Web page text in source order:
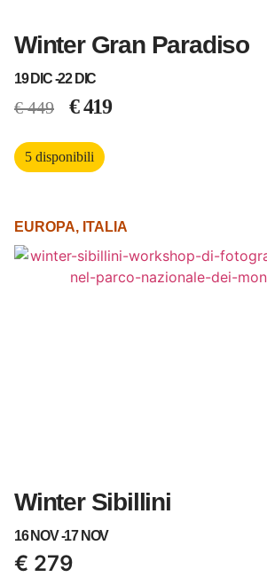
Winter Gran Paradiso
19 DIC -22 DIC
€449 €419
5 disponibili
EUROPA, ITALIA
Winter Sibillini
16 NOV -17 NOV
€ 279